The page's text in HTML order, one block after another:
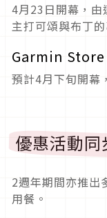
4月23日開幕，由
主打可頌與布丁的
Garmin Store
預計4月下旬開幕
優惠活動同
2週年期間亦推出
用餐。